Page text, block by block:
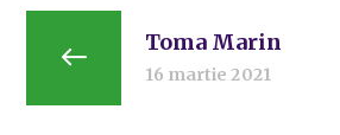
Toma Marin
16 martie 2021